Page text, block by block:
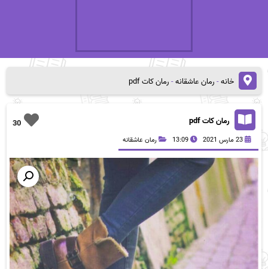
خانه-رمان عاشقانه-رمان کات pdf
30 رمان کات pdf
23 مارس 2021 13:09 رمان عاشقانه